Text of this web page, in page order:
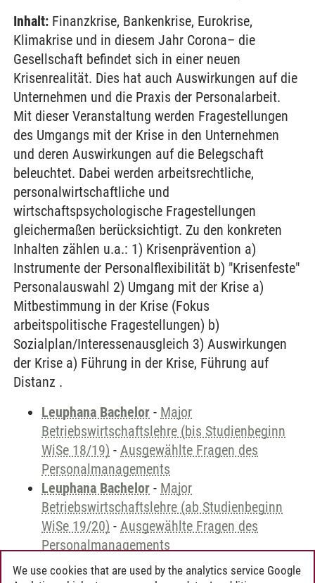
Inhalt: Finanzkrise, Bankenkrise, Eurokrise,
Klimakrise und in diesem Jahr Corona– die
Gesellschaft befindet sich in einer neuen
Krisenrealität. Dies hat auch Auswirkungen auf die
Unternehmen und die Praxis der Personalarbeit.
Mit dieser Veranstaltung werden Fragestellungen
des Umgangs mit der Krise in den Unternehmen
und deren Auswirkungen auf die Belegschaft
beleuchtet. Dabei werden arbeitsrechtliche,
personalwirtschaftliche und
wirtschaftspsychologische Fragestellungen
gleichermaßen berücksichtigt. Zu den konkreten
Inhalten zählen u.a.: 1) Krisenprävention a)
Instrumente der Personalflexibilität b) "Krisenfeste"
Personalauswahl 2) Umgang mit der Krise a)
Mitbestimmung in der Krise (Fokus
arbeitspolitische Fragestellungen) b)
Sozialplan/Interessenausgleich 3) Auswirkungen
der Krise a) Führung in der Krise, Führung auf
Distanz .
Leuphana Bachelor - Major
Betriebswirtschaftslehre (bis Studienbeginn
WiSe 18/19) - Ausgewählte Fragen des
Personalmanagements
Leuphana Bachelor - Major
Betriebswirtschaftslehre (ab Studienbeginn
WiSe 19/20) - Ausgewählte Fragen des
Personalmanagements
We use cookies that are used by the analytics service Google